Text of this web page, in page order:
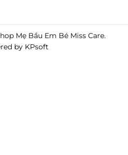
Mẹ Bầu Em Bé Miss Care.
by KPsoft